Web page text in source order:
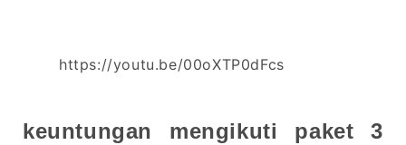
https://youtu.be/00oXTP0dFcs
keuntungan mengikuti paket 3